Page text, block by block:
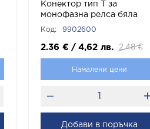
Конектор тип Т за
монофазна релса бяла
APT1 Черно 9902600 VITO
Код: 9902600
2.36 € / 4,62 лв. 2.48 €
Намалени цени
Добави в поръчка